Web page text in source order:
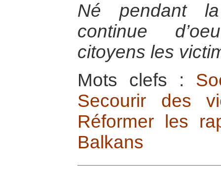
Né pendant
continue
citoyens les
Mots clefs :
Secourir des
Réformer les
Balkans